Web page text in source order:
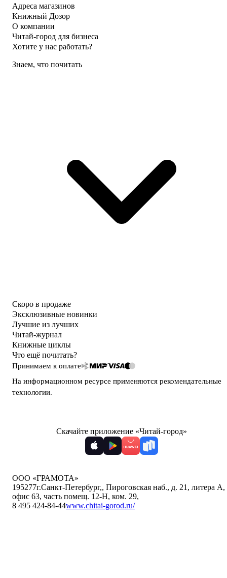
Адреса магазинов
Книжный Дозор
О компании
Читай-город для бизнеса
Хотите у нас работать?
Знаем, что почитать
Скоро в продаже
Эксклюзивные новинки
Лучшие из лучших
Читай-журнал
Книжные циклы
Что ещё почитать?
Принимаем к оплате
На информационном ресурсе применяются рекомендательные
технологии.
Скачайте приложение «Читай-город»
ООО «ГРАМОТА»
195277г.Санкт-Петербург,, Пироговская наб., д. 21, литера А,
офис 63, часть помещ. 12-Н, ком. 29,
8 495 424-84-44www.chitai-gorod.ru/